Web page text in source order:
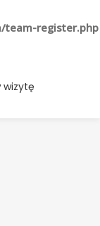
team-register.php
wizytę